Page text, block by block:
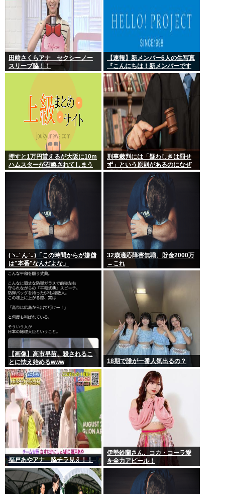
田﨑さくらアナ セクシーノー
スリーブ脇！！
【速報】新メンバー6人の生写真
『こんにちは！新メンバーです
☆』
押すと1万円貰えるが大阪に10m
ハムスターが召喚されてしまう
ボタン
刑事裁判には「疑わしきは罰せ
ず」という原則があるのになぜ
「性交の同意がなかった」とい
う確かめようが無いもので有罪
になるの？
(ヽ˶ ᷇ ん ᷆ ˵ )「この時間からが嫌儲
は"本番"なんだよな」
32歳適応障害無職、貯金2000万
←これ
【画像】高市早苗、殺されるこ
とに怯え始めるwww
18期で誰が一番人気出るの？
福戸あやアナ 脇チラ見え！！
伊勢鈴蘭さん、コカ・コーラ愛
を全力アピール！